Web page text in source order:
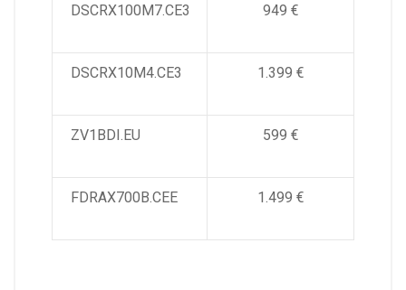
DSCRX100M7.CE3 949 €
DSCRX10M4.CE3 1.399 €
ZV1BDI.EU 599 €
FDRAX700B.CEE 1.499 €